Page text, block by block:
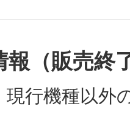
（販売終
行機種以外